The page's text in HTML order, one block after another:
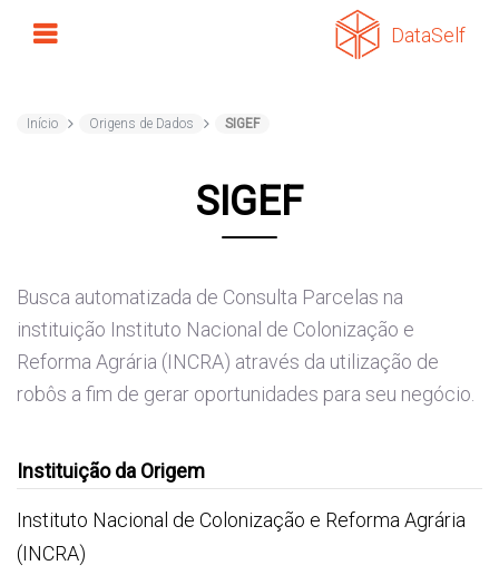
DataSelf
Início Origens de Dados SIGEF
SIGEF
Busca automatizada de Consulta Parcelas na
instituição Instituto Nacional de Colonização e
Reforma Agrária (INCRA) através da utilização de
robôs a fim de gerar oportunidades para seu negócio.
Instituição da Origem
Instituto Nacional de Colonização e Reforma Agrária
(INCRA)